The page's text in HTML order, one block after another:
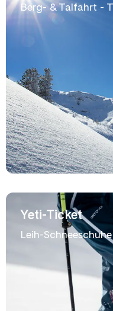
Berg- & Talfahrt -
Yeti-Ticket
Leih-